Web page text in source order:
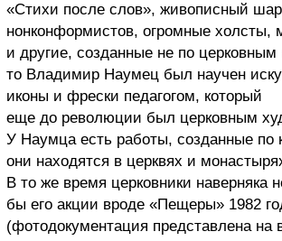
«Стихи после слов», живописный
нонконформистов, огромные холсты,
и другие, созданные не по церковным
то Владимир Наумец был научен
иконы и фрески педагогом, который
еще до революции был церковным
У Наумца есть работы, созданные по
они находятся в церквях и
В то же время церковники наверняка
бы его акции вроде «Пещеры» 1982
(фотодокументация представлена на